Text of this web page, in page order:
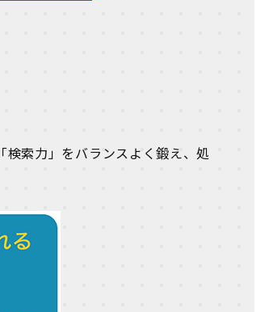
検索力」をバランスよく鍛え、処